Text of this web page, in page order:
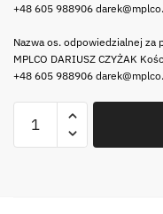
+48 605 988906
Nazwa os. odpowiedzialnej za
MPLCO DARIUSZ CZYŻAK
+48 605 988906
MPL